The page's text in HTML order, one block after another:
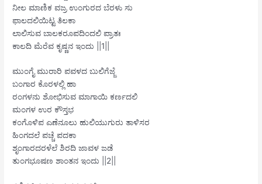
ನೀಲ ಮಾಣಿಕ ವಜ್ರ ಉಂಗುರದ ಬೆರಳು ಸು
ಫಾಲದಲಿಯಿಟ್ಟ ತಿಲಕಾ
ಲಾಲಿಸುವ ಬಾಲಕರೂಪದಿಂದಲಿ ಪ್ರಾತಃ
ಕಾಲದಿ ಮೆರೆವ ಕೃಷ್ಣನ ಇಂದು ||1||
ಮುಂಗೈ ಮುರಾರಿ ಪವಳದ ಬುಲಿಗೆಜ್ಜೆ
ಬಂಗಾರ ಕೊರಳಲ್ಲಿ ಹಾ
ರಂಗಳನು ಶೋಭಿಸುವ ಮಾಗಾಯಿ ಕರ್ಣದಲಿ
ಮಂಗಳ ಉರ ಕೌಸ್ತಭ
ಕಂಗೊಳಿಪ ಎಣೆನೂಲು ಹುಲಿಯುಗುರು ತಾಳಿಸರ
ಹಿಂಗದಲೆ ಪಚ್ಚೆ ಪದಕಾ
ಶೃಂಗಾರದರಳೆಲೆ ಶಿರದಿ ಜಾವಳ ಜಡೆ
ತುಂಗಭೂಷಣ ಶಾಂತನ ಇಂದು ||2||